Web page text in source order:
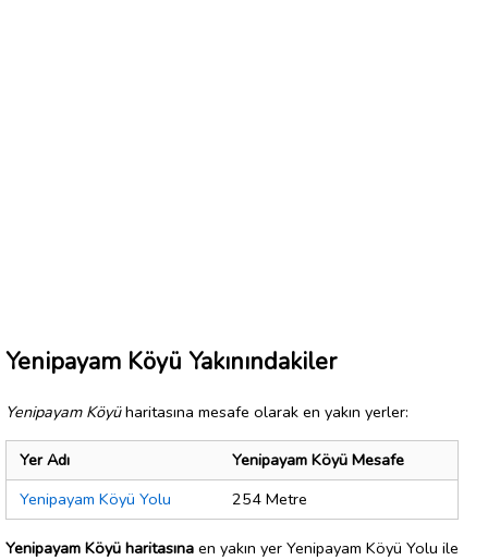
Yenipayam Köyü Yakınındakiler
Yenipayam Köyüharitasına mesafe olarak en yakın yerler:
Yer Adı
Yenipayam Köyü Mesafe
Yenipayam Köyü Yolu
254 Metre
Yenipayam Köyü haritasına en yakın yer Yenipayam Köyü Yolu ile